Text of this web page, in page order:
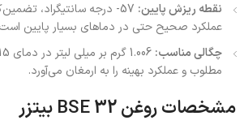
نقطه ریزش پایین:
57- درجه سانتیگراد،
عملکرد صحیح حتی در دماهای بسیار پایین
چگالی مناسب:
مطلوب و عملکرد بهینه را به ارمغان می‌آورد.
مشخصات روغن BSE 32 بیتزر